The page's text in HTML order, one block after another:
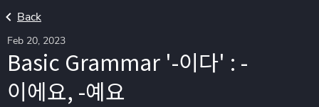
Back
Feb 20, 2023
Basic Grammar '-이다' : -
이에요, -예요